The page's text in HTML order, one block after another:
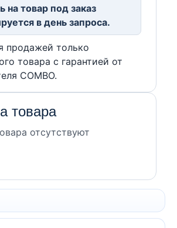
на товар под заказ
в день запроса.
продажей только
товара с гарантией от
COMBO.
товара
отсутствуют